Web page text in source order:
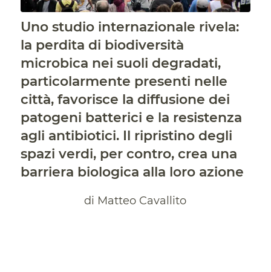
Uno studio internazionale rivela:
la perdita di biodiversità
microbica nei suoli degradati,
particolarmente presenti nelle
città, favorisce la diffusione dei
patogeni batterici e la resistenza
agli antibiotici. Il ripristino degli
spazi verdi, per contro, crea una
barriera biologica alla loro azione
di Matteo Cavallito